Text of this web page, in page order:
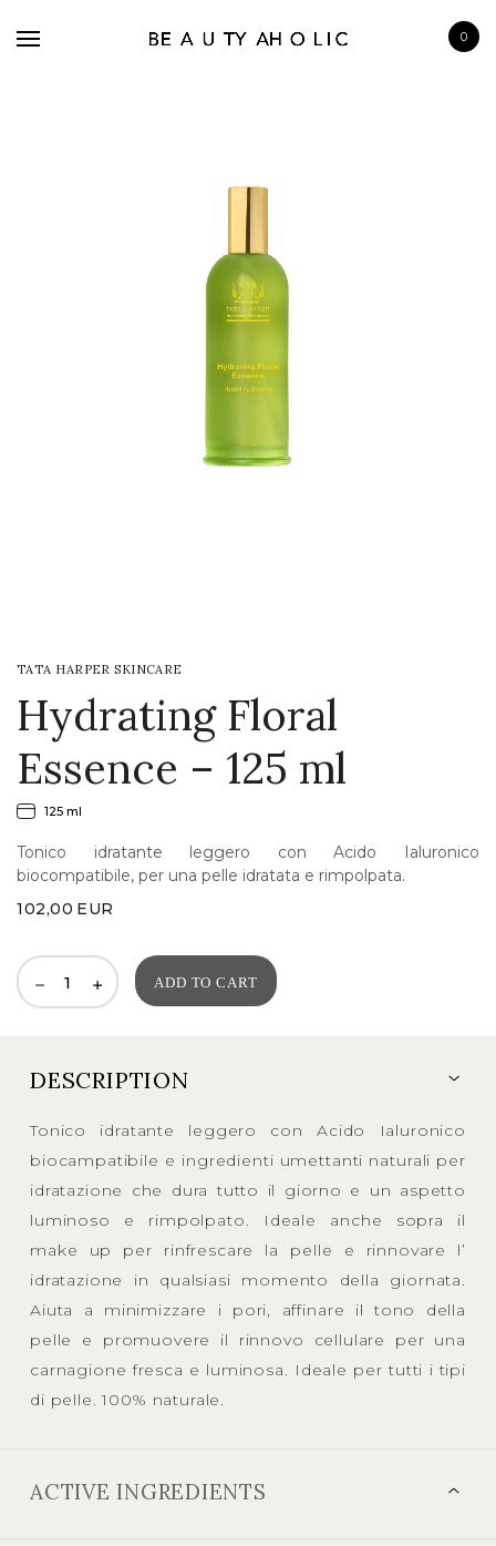
0
TATA HARPER SKINCARE
Hydrating Floral
Essence – 125 ml
125 ml
Tonico idratante leggero con Acido Ialuronico
biocompatibile, per una pelle idratata e rimpolpata.
102,00 EUR
ADD TO CART
DESCRIPTION
Tonico idratante leggero con Acido Ialuronico
biocampatibile e ingredienti umettanti naturali per
idratazione che dura tutto il giorno e un aspetto
luminoso e rimpolpato. Ideale anche sopra il
make up per rinfrescare la pelle e rinnovare l’
idratazione in qualsiasi momento della giornata.
Aiuta a minimizzare i pori, affinare il tono della
pelle e promuovere il rinnovo cellulare per una
carnagione fresca e luminosa. Ideale per tutti i tipi
di pelle. 100% naturale.
ACTIVE INGREDIENTS